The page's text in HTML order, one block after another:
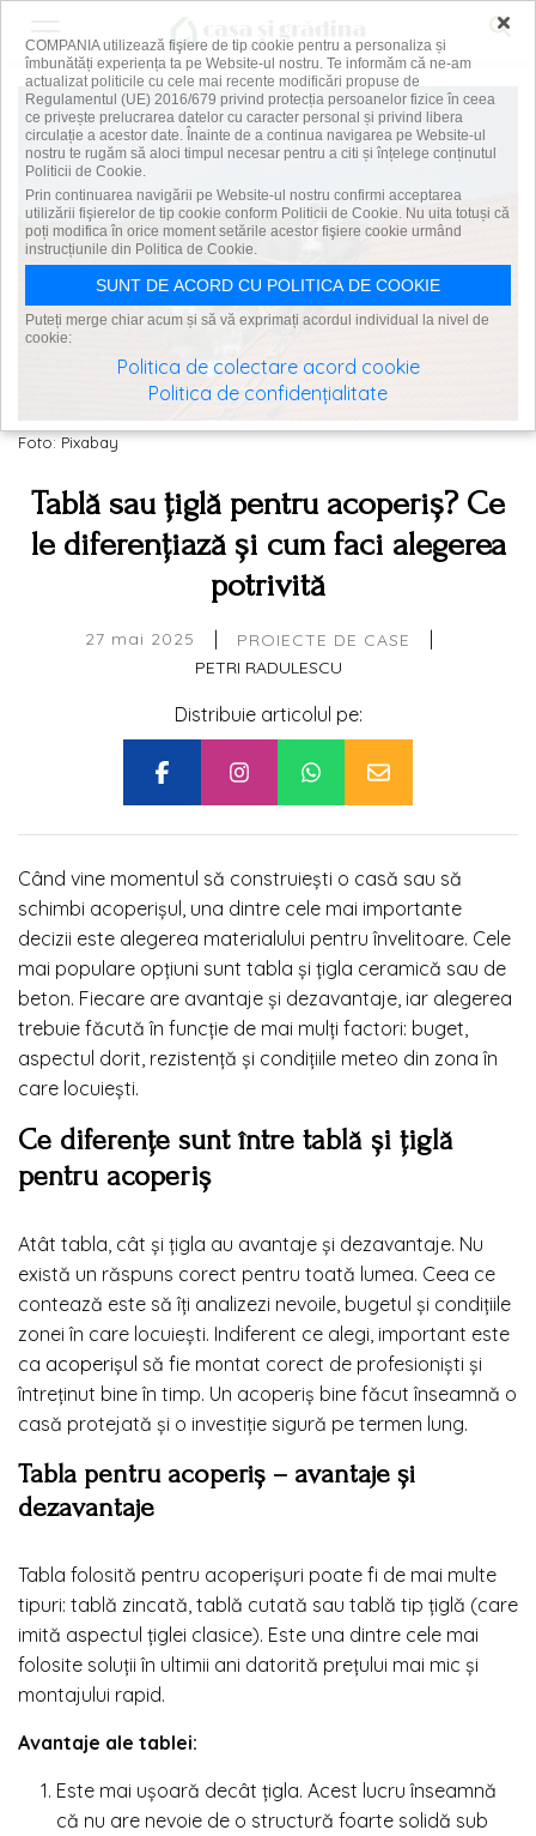
Foto: Pixabay
Tablă sau țiglă pentru acoperiș? Ce
le diferențiază și cum faci alegerea
potrivită
27 mai 2025 | PROIECTE DE CASE |
PETRI RADULESCU
Distribuie articolul pe:
Când vine momentul să construiești o casă sau să
schimbi acoperișul, una dintre cele mai importante
decizii este alegerea materialului pentru învelitoare. Cele
mai populare opțiuni sunt tabla și țigla ceramică sau de
beton. Fiecare are avantaje și dezavantaje, iar alegerea
trebuie făcută în funcție de mai mulți factori: buget,
aspectul dorit, rezistență și condițiile meteo din zona în
care locuiești.
Ce diferențe sunt între tablă și țiglă
pentru acoperiș
Atât tabla, cât și țigla au avantaje și dezavantaje. Nu
există un răspuns corect pentru toată lumea. Ceea ce
contează este să îți analizezi nevoile, bugetul și condițiile
zonei în care locuiești. Indiferent ce alegi, important este
ca acoperișul să fie montat corect de profesioniști și
întreținut bine în timp. Un acoperiș bine făcut înseamnă o
casă protejată și o investiție sigură pe termen lung.
Tabla pentru acoperiș – avantaje și
dezavantaje
Tabla folosită pentru acoperișuri poate fi de mai multe
tipuri: tablă zincată, tablă cutată sau tablă tip țiglă (care
imită aspectul țiglei clasice). Este una dintre cele mai
folosite soluții în ultimii ani datorită prețului mai mic și
montajului rapid.
Avantaje ale tablei:
Este mai ușoară decât țigla. Acest lucru înseamnă
că nu are nevoie de o structură foarte solidă sub
×
COMPANIA utilizează fişiere de tip cookie pentru a personaliza și
îmbunătăți experiența ta pe Website-ul nostru. Te informăm că ne-am
actualizat politicile cu cele mai recente modificări propuse de
Regulamentul (UE) 2016/679 privind protecția persoanelor fizice în ceea
ce privește prelucrarea datelor cu caracter personal și privind libera
circulație a acestor date. Înainte de a continua navigarea pe Website-ul
nostru te rugăm să aloci timpul necesar pentru a citi și înțelege conținutul
Politicii de Cookie.
Prin continuarea navigării pe Website-ul nostru confirmi acceptarea
utilizării fişierelor de tip cookie conform Politicii de Cookie. Nu uita totuși că
poți modifica în orice moment setările acestor fişiere cookie urmând
instrucțiunile din Politica de Cookie.
SUNT DE ACORD CU POLITICA DE COOKIE
Puteți merge chiar acum și să vă exprimați acordul individual la nivel de
cookie:
Politica de colectare acord cookie
Politica de confidențialitate